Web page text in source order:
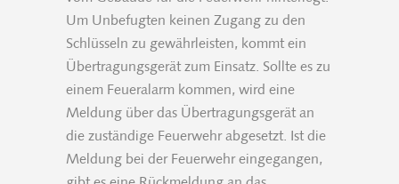
Um Unbefugten keinen Zugang zu den
Schlüsseln zu gewährleisten, kommt ein
Übertragungsgerät zum Einsatz. Sollte es zu
einem Feueralarm kommen, wird eine
Meldung über das Übertragungsgerät an
die zuständige Feuerwehr abgesetzt. Ist die
Meldung bei der Feuerwehr eingegangen,